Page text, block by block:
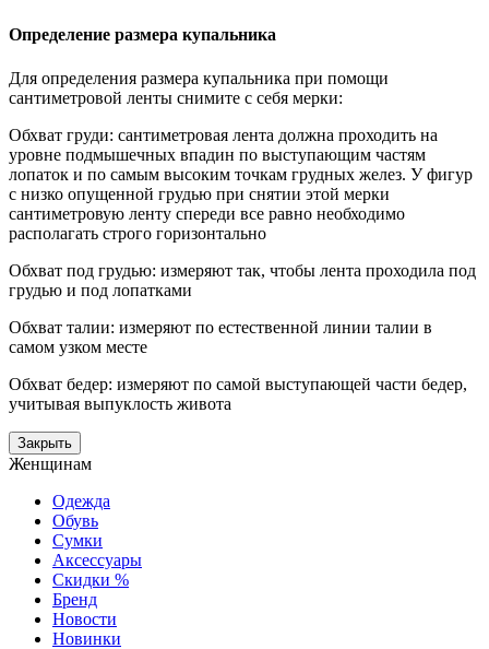
Определение размера купальника
Для определения размера купальника при помощи
сантиметровой ленты снимите с себя мерки:
Обхват груди: сантиметровая лента должна проходить на
уровне подмышечных впадин по выступающим частям
лопаток и по самым высоким точкам грудных желез. У фигур
с низко опущенной грудью при снятии этой мерки
сантиметровую ленту спереди все равно необходимо
располагать строго горизонтально
Обхват под грудью: измеряют так, чтобы лента проходила под
грудью и под лопатками
Обхват талии: измеряют по естественной линии талии в
самом узком месте
Обхват бедер: измеряют по самой выступающей части бедер,
учитывая выпуклость живота
Закрыть
Женщинам
Одежда
Обувь
Сумки
Аксессуары
Скидки %
Бренд
Новости
Новинки